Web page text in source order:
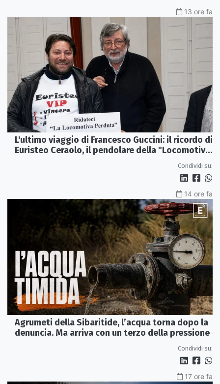
13 ore fa
L'ultimo viaggio di Francesco Guccini: il ricordo di
Euristeo Ceraolo, il pendolare della "Locomotiva
Condividi su:
14 ore fa
Agrumeti della Sibaritide, l’acqua torna dopo la
denuncia. Ma arriva con un terzo della pressione
Condividi su:
17 ore fa